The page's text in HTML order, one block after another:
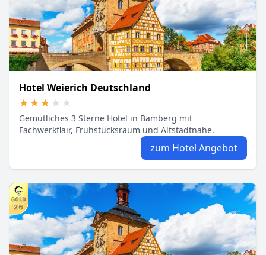
Hotel Weierich Deutschland
★★★★★
★★★★★
Gemütliches 3 Sterne Hotel in Bamberg mit
Fachwerkflair, Frühstücksraum und Altstadtnähe.
zum Hotel Angebot